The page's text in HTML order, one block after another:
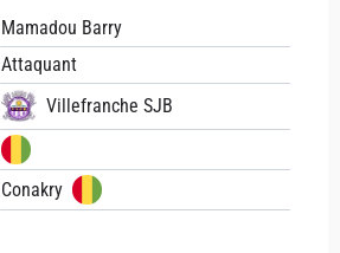
Mamadou Barry
Attaquant
Villefranche SJB
Conakry